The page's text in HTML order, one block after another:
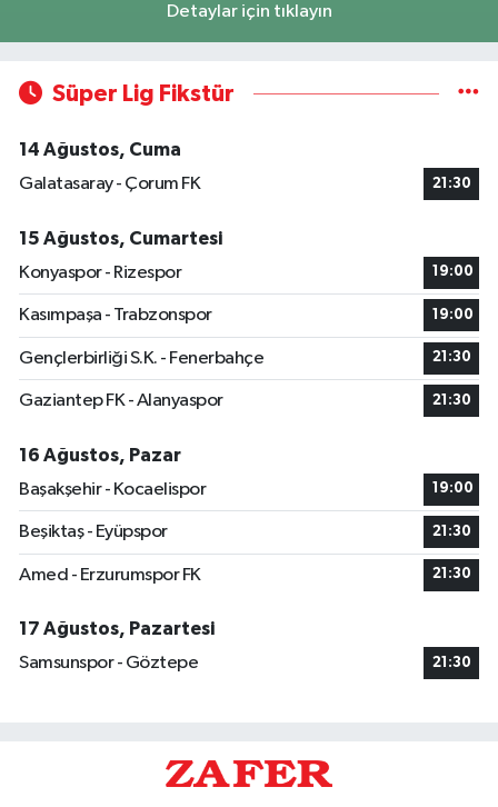
Detaylar için tıklayın
Süper Lig Fikstür
14 Ağustos, Cuma
Galatasaray - Çorum FK
21:30
15 Ağustos, Cumartesi
Konyaspor - Rizespor
19:00
Kasımpaşa - Trabzonspor 19:00
Gençlerbirliği S.K. - Fenerbahçe 21:30
Gaziantep FK - Alanyaspor 21:30
16 Ağustos, Pazar
Başakşehir - Kocaelispor
19:00
Beşiktaş - Eyüpspor 21:30
Amed - Erzurumspor FK 21:30
17 Ağustos, Pazartesi
Samsunspor - Göztepe
21:30